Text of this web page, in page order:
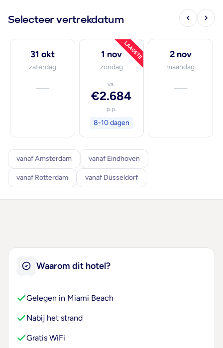
Selecteer vertrekdatum
31 okt
zaterdag
—
LAAGSTE
1 nov
zondag
va.
€2.684
p.p.
8-10 dagen
2 nov
maandag
—
vanaf Amsterdam vanaf Eindhoven
vanaf Rotterdam vanaf Düsseldorf
Waarom dit hotel?
Gelegen in Miami Beach
Nabij het strand
Gratis WiFi